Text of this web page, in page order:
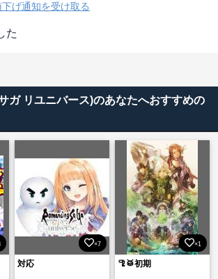
げ通知を受け取る
た
ガ リユニバース)のあなたへおすすめの
×7
対応
×1
🦿🥁初期